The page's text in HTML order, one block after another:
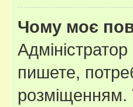
Чому моє
пишете,
розміщенням.